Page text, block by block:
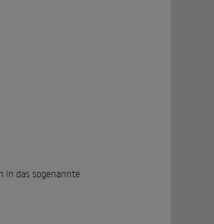
in das sogenannte